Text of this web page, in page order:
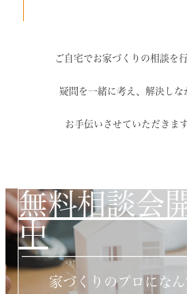
ご自宅でお家づくりの相談を行
疑問を一緒に考え、解決しな
お手伝いさせていただきます
無料相談会
中
家づくりのプロになん